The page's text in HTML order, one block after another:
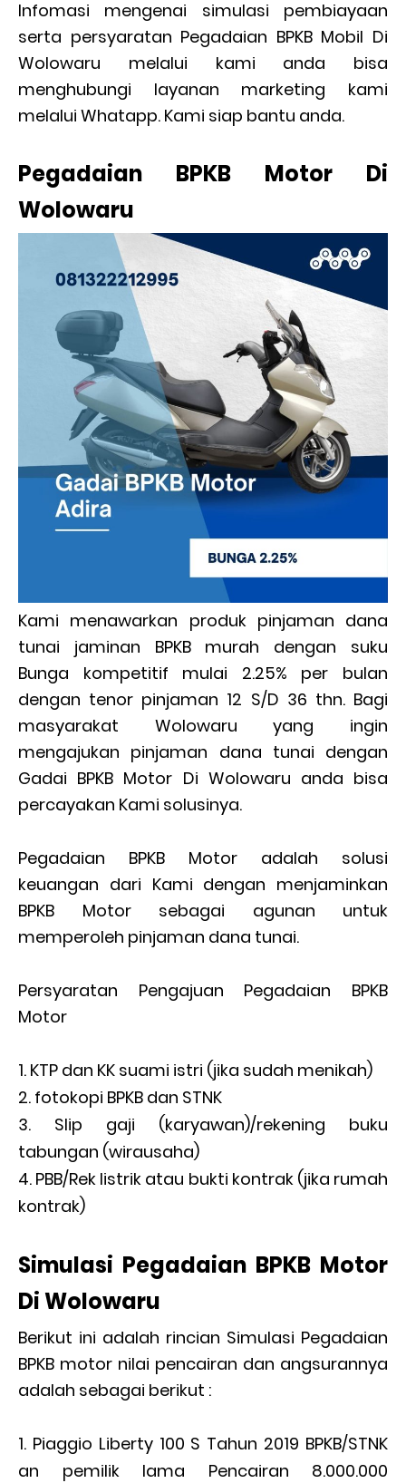
Infomasi mengenai simulasi pembiayaan
serta persyaratan Pegadaian BPKB Mobil Di
Wolowaru melalui kami anda bisa
menghubungi layanan marketing kami
melalui Whatapp. Kami siap bantu anda.
Pegadaian BPKB Motor Di
Wolowaru
Kami menawarkan produk pinjaman dana
tunai jaminan BPKB murah dengan suku
Bunga kompetitif mulai 2.25% per bulan
dengan tenor pinjaman 12 S/D 36 thn. Bagi
masyarakat Wolowaru yang ingin
mengajukan pinjaman dana tunai dengan
Gadai BPKB Motor Di Wolowaru anda bisa
percayakan Kami solusinya.
Pegadaian BPKB Motor adalah solusi
keuangan dari Kami dengan menjaminkan
BPKB Motor sebagai agunan untuk
memperoleh pinjaman dana tunai.
Persyaratan Pengajuan Pegadaian BPKB
Motor
KTP dan KK suami istri (jika sudah menikah)
fotokopi BPKB dan STNK
Slip gaji (karyawan)/rekening buku
tabungan (wirausaha)
PBB/Rek listrik atau bukti kontrak (jika rumah
kontrak)
Simulasi Pegadaian BPKB Motor
Di Wolowaru
Berikut ini adalah rincian Simulasi Pegadaian
BPKB motor nilai pencairan dan angsurannya
adalah sebagai berikut :
Piaggio Liberty 100 S Tahun 2019 BPKB/STNK
an pemilik lama Pencairan 8.000.000